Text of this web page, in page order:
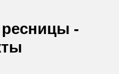
-